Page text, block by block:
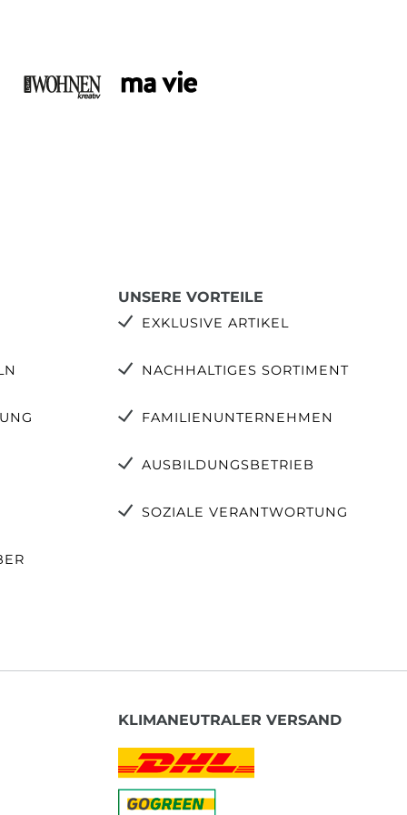
UNSERE VORTEILE
EXKLUSIVE ARTIKEL
NACHHALTIGES SORTIMENT
FAMILIENUNTERNEHMEN
AUSBILDUNGSBETRIEB
SOZIALE VERANTWORTUNG
KLIMANEUTRALER VERSAND